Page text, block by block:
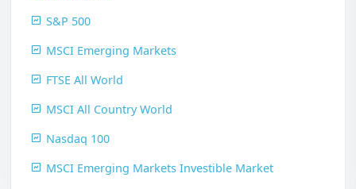
S&P 500
MSCI Emerging Markets
FTSE All World
MSCI All Country World
Nasdaq 100
MSCI Emerging Markets Investible Market